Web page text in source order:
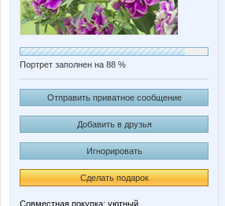
Портрет заполнен на 88 %
Отправить приватное сообщение
Добавить в друзья
Игнорировать
Сделать подарок
Совместная покупка: уютный